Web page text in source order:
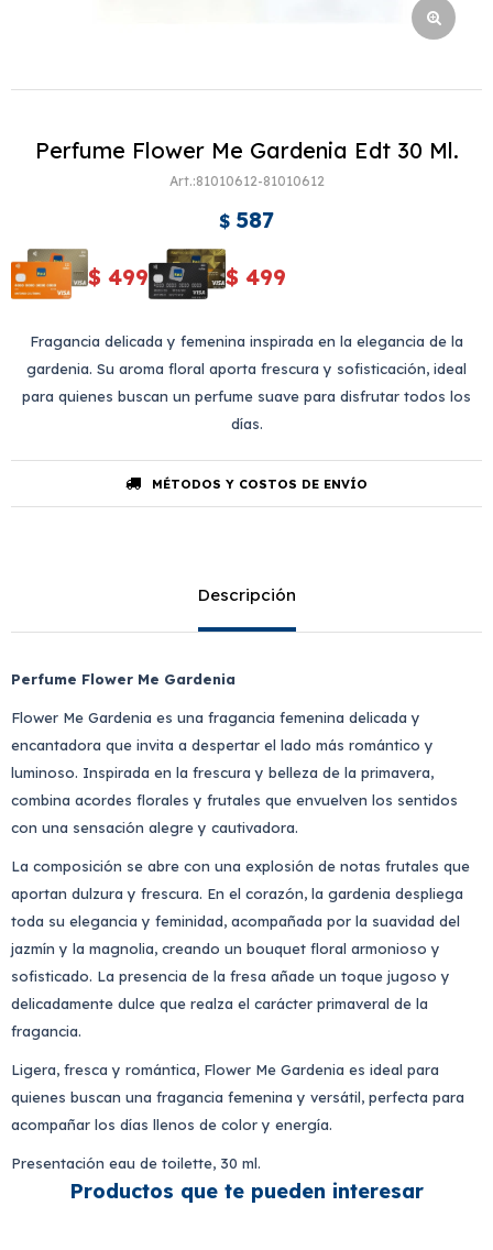
Perfume Flower Me Gardenia Edt 30 Ml.
81010612-81010612
$ 587
$ 499 $ 499
Fragancia delicada y femenina inspirada en la elegancia de la
gardenia. Su aroma floral aporta frescura y sofisticación, ideal
para quienes buscan un perfume suave para disfrutar todos los
días.
MÉTODOS Y COSTOS DE ENVÍO
Descripción
Perfume Flower Me Gardenia
Flower Me Gardenia es una fragancia femenina delicada y
encantadora que invita a despertar el lado más romántico y
luminoso. Inspirada en la frescura y belleza de la primavera,
combina acordes florales y frutales que envuelven los sentidos
con una sensación alegre y cautivadora.
La composición se abre con una explosión de notas frutales que
aportan dulzura y frescura. En el corazón, la gardenia despliega
toda su elegancia y feminidad, acompañada por la suavidad del
jazmín y la magnolia, creando un bouquet floral armonioso y
sofisticado. La presencia de la fresa añade un toque jugoso y
delicadamente dulce que realza el carácter primaveral de la
fragancia.
Ligera, fresca y romántica, Flower Me Gardenia es ideal para
quienes buscan una fragancia femenina y versátil, perfecta para
acompañar los días llenos de color y energía.
Presentación eau de toilette, 30 ml.
Productos que te pueden interesar